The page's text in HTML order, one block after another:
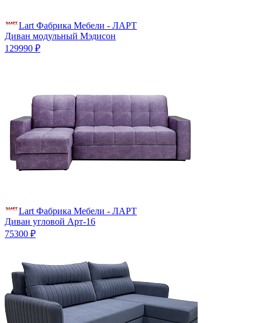
Lart Фабрика Мебели - ЛАРТ
Диван модульный Мэдисон
129990 ₽
Lart Фабрика Мебели - ЛАРТ
Диван угловой Арт-16
75300 ₽